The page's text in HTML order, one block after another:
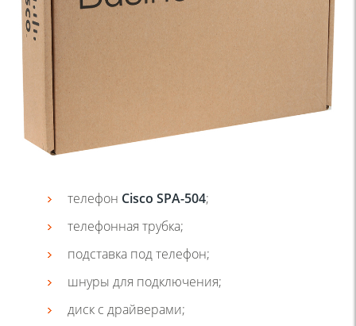
телефон Cisco SPA-504;
телефонная трубка;
подставка под телефон;
шнуры для подключения;
диск с драйверами;